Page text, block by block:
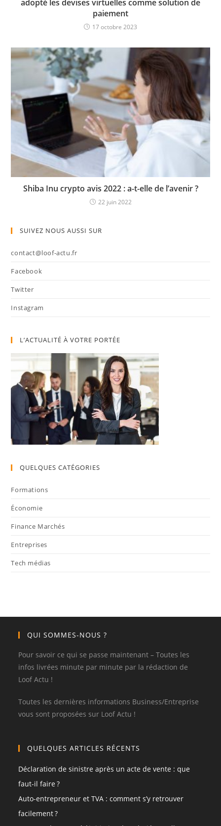
adopté les devises virtuelles comme solution de
paiement
17 octobre 2023
Shiba Inu crypto avis 2022 : a-t-elle de l’avenir ?
22 juin 2022
SUIVEZ NOUS AUSSI SUR
contact@loof-actu.fr
Facebook
Twitter
Instagram
L’ACTUALITÉ À VOTRE PORTÉE
QUELQUES CATÉGORIES
Formations
Économie
Finance Marchés
Entreprises
Tech médias
QUI SOMMES-NOUS ?
Pour savoir ce qui se passe maintenant – Toutes les
infos livrées minute par minute par la rédaction de
Loof Actu !
Toutes les dernières informations Business/Entreprise
vous sont proposées sur Loof Actu !
QUELQUES ARTICLES RÉCENTS
Déclaration de sinistre après un acte de vente : que
faut-il faire ?
Auto-entrepreneur et TVA : comment s’y retrouver
facilement ?